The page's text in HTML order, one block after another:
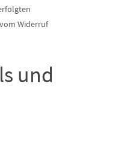
Widerruf
und